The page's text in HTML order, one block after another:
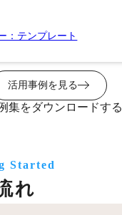
：テンプレート
活用事例を見る
集をダウンロードする
Started
れ